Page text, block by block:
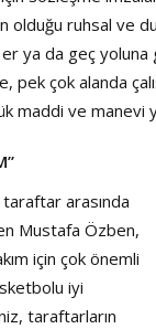
ruhsal ve
ya da geç
pek çok alanda
maddi ve manevi
arasında
Mustafa Özben,
için çok önemli
iyi
taraftarların